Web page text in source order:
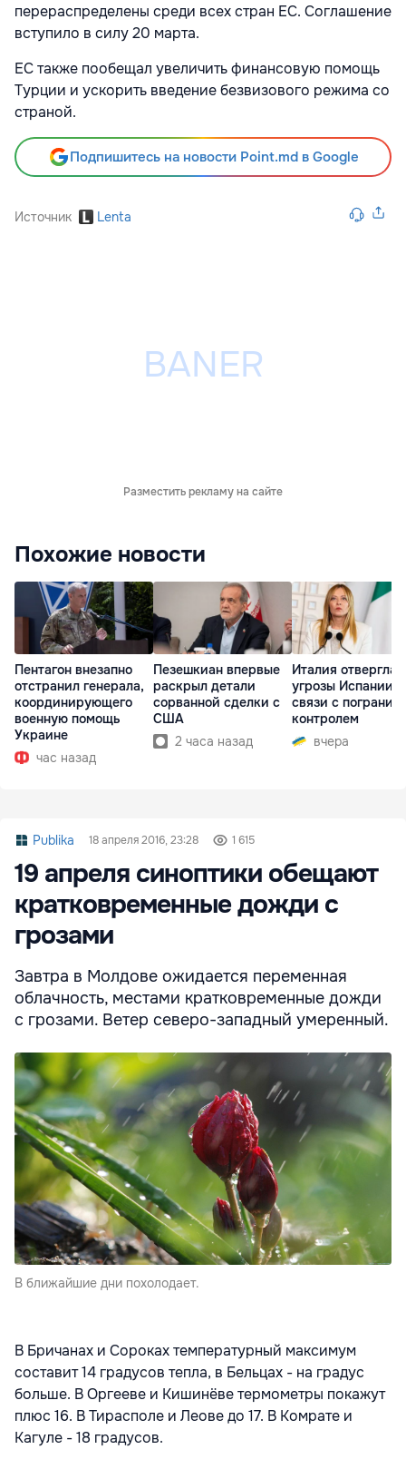
перераспределены среди всех стран ЕС. Соглашение
вступило в силу 20 марта.
ЕС также пообещал увеличить финансовую помощь
Турции и ускорить введение безвизового режима со
страной.
Подпишитесь на новости Point.md в Google
Источник Lenta
Разместить рекламу на сайте
Похожие новости
Пентагон внезапно
отстранил генерала,
координирующего
военную помощь
Украине
час назад
Пезешкиан впервые
раскрыл детали
сорванной сделки с
США
2 часа назад
Италия отвергла
угрозы Испании в
связи с
контролем
вчера
Publika 18 апреля 2016, 23:28 1 615
19 апреля синоптики обещают
кратковременные дожди с
грозами
Завтра в Молдове ожидается переменная
облачность, местами кратковременные дожди
с грозами. Ветер северо-западный умеренный.
В ближайшие дни похолодает.
В Бричанах и Сороках температурный максимум
составит 14 градусов тепла, в Бельцах - на градус
больше. В Оргееве и Кишинёве термометры покажут
плюс 16. В Тирасполе и Леове до 17. В Комрате и
Кагуле - 18 градусов.